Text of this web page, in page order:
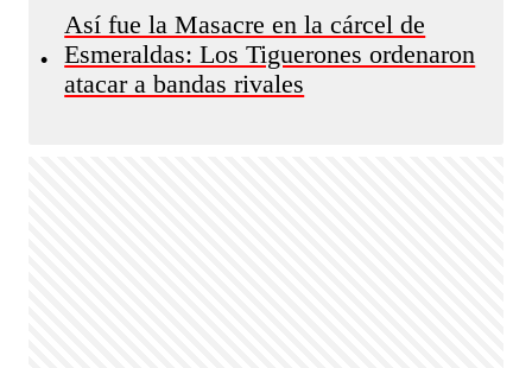
•
Así fue la Masacre en la cárcel de
Esmeraldas: Los Tiguerones ordenaron
atacar a bandas rivales